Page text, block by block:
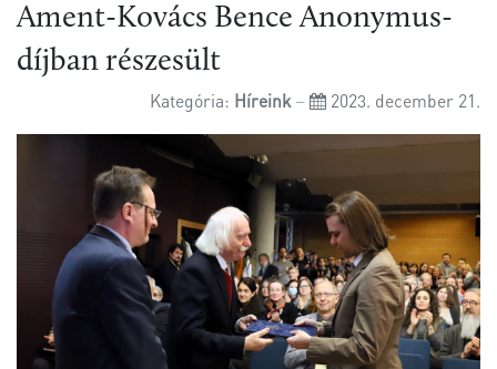
Ament-Kovács Bence Anonymus-
díjban részesült
Kategória: Híreink 2023. december 21.